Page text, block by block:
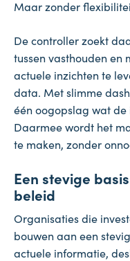
Maar zonder
De controller zoekt
tussen vasthouden en
actuele inzichten te
data. Met slimme
één oogopslag wat de
Daarmee wordt het
te maken, zonder
Een stevige
beleid
Organisaties die
bouwen aan een
actuele informatie,